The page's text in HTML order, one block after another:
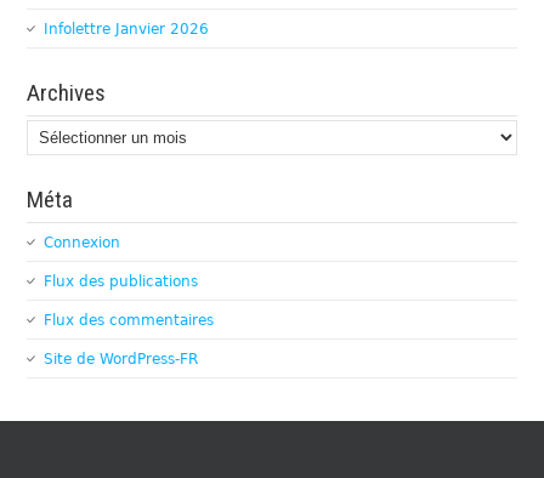
Infolettre Janvier 2026
Archives
Archives
Méta
Connexion
Flux des publications
Flux des commentaires
Site de WordPress-FR